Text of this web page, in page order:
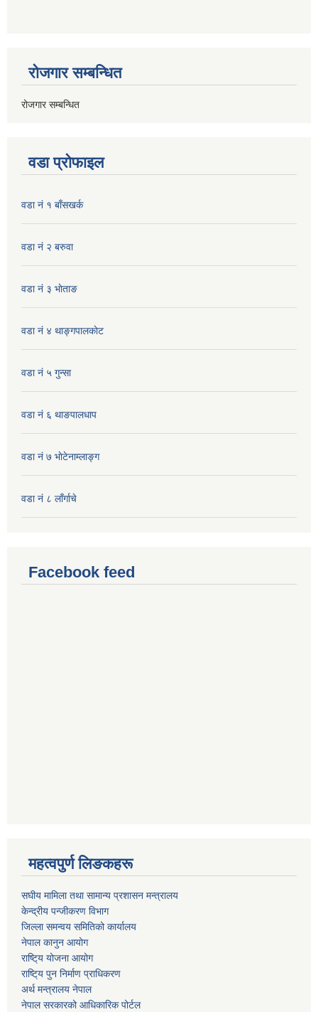
रोजगार सम्बन्धित
रोजगार सम्बन्धित
वडा प्रोफाइल
वडा नं १ बाँसखर्क
वडा नं २ बरुवा
वडा नं ३ भाेताङ
वडा नं ४ थाङ्गपालकाेट
वडा नं ५ गुन्सा
वडा नं ६ थाङपालधाप
वडा नं ७ भाेटेनाम्लाङ्ग
वडा नं ८ लाँर्गाचे
Facebook feed
महत्वपुर्ण लिङकहरू
स‌घीय मामिला तथा सामान्य प्रशासन मन्त्रालय
केन्द्रीय पन्जीकरण विभाग
जिल्ला समन्वय समितिको कार्यालय
नेपाल कानुन आयोग
राष्टि्य योजना आयोग
राष्टि्य पुन निर्माण प्राधिकरण
अर्थ मन्त्रालय नेपाल
नेपाल सरकारको आधिकारिक पोर्टल